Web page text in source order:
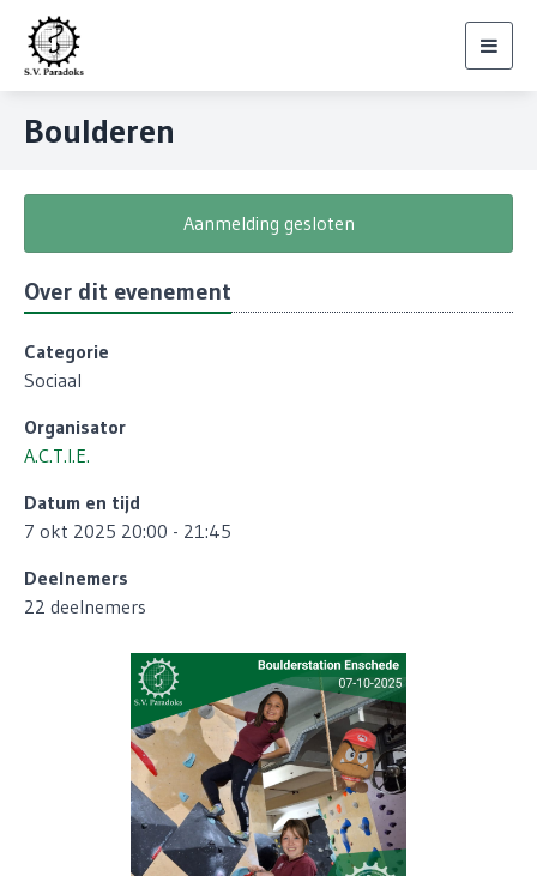
Boulderen
Aanmelding gesloten
Over dit evenement
Categorie
Sociaal
Organisator
A.C.T.I.E.
Datum en tijd
7 okt 2025 20:00 - 21:45
Deelnemers
22 deelnemers